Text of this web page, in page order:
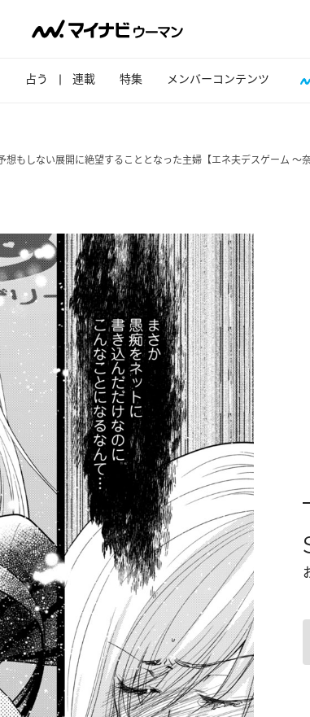
占う 連載 特集 メンバーコンテンツ
もしない展開に絶望することとなった主婦【エネ夫デスゲーム ～